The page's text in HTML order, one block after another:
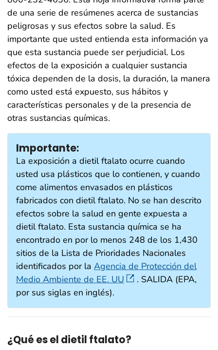
de una serie de resúmenes acerca de sustancias
peligrosas y sus efectos sobre la salud. Es
importante que usted entienda esta información ya
que esta sustancia puede ser perjudicial. Los
efectos de la exposición a cualquier sustancia
tóxica dependen de la dosis, la duración, la manera
como usted está expuesto, sus hábitos y
características personales y de la presencia de
otras sustancias químicas.
Importante:
La exposición a dietil ftalato ocurre cuando
usted usa plásticos que lo contienen, y cuando
come alimentos envasados en plásticos
fabricados con dietil ftalato. No se han descrito
efectos sobre la salud en gente expuesta a
dietil ftalato. Esta sustancia química se ha
encontrado en por lo menos 248 de los 1,430
sitios de la Lista de Prioridades Nacionales
identificados por la Agencia de Protección del
Medio Ambiente de EE. UU
. SALIDA (EPA,
por sus siglas en inglés).
¿Qué es el dietil ftalato?